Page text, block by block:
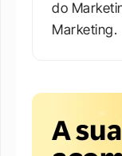
do
Marketing.